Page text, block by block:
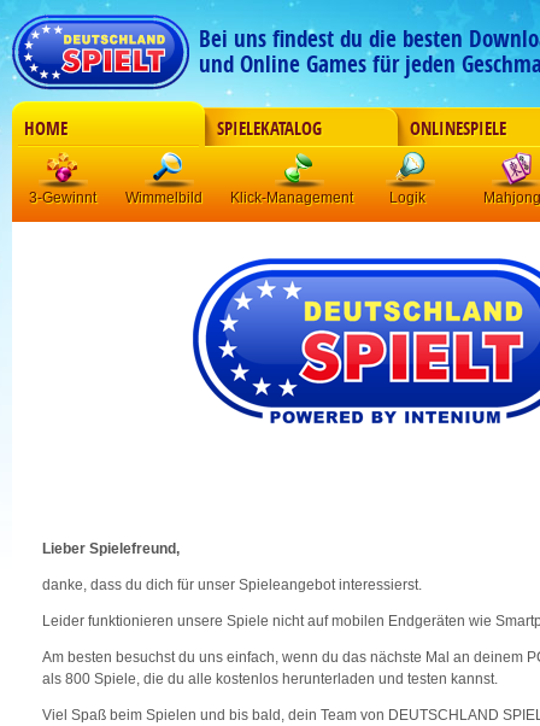
Bei uns findest du die besten
und Online Games für jeden
HOME SPIELEKATALOG ONLINESPIELE
3-Gewinnt Wimmelbild Klick-Management Logik Mahjong
Lieber Spielefreund,
danke, dass du dich für unser Spieleangebot interessierst.
Leider funktionieren unsere Spiele nicht auf mobilen Endgeräten wie
Am besten besuchst du uns einfach, wenn du das nächste Mal an deinem
als 800 Spiele, die du alle kostenlos herunterladen und testen kannst.
Viel Spaß beim Spielen und bis bald, dein Team von DEUTSCHLAND